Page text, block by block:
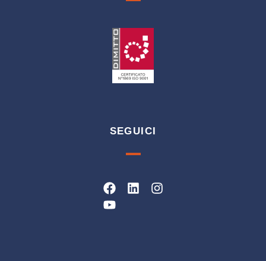
SEGUICI
Facebook
LinkedinInstagram
Youtube